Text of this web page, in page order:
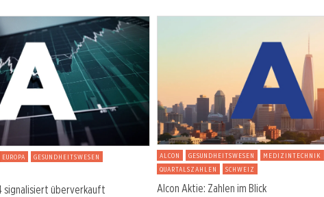
EUROPA
GESUNDHEITSWESEN
signalisiert überverkauft
ALCON GESUNDHEITSWESEN
MEDIZINTECHNIK
QUARTALSZAHLEN
SCHWEIZ
Alcon Aktie: Zahlen im Blick